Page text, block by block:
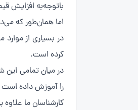
باتوجه‌به افزایش
اما همان‌طور که
در بسیاری از
کرده است.
را آموزش داده است
کارشناسان ما